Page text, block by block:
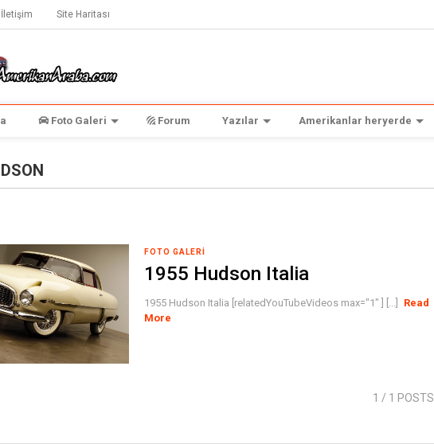
İletişim Site Haritası
Foto Galeri Forum Yazılar Amerikanlar heryerde
FOTO GALERI
1955 Hudson Italia
1955 Hudson Italia [relatedYouTubeVideos max="1" ] [...]
Read
More
1 / 1 POSTS